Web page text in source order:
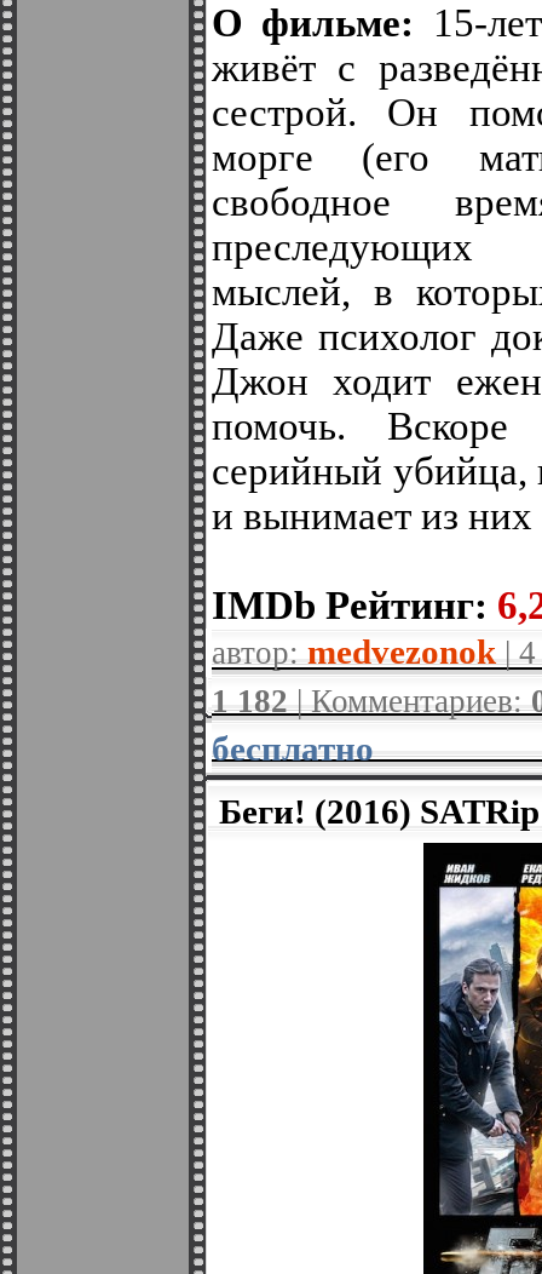
О фильме: 15-
живёт с
сестрой. Он
морге (его
свободное
преследующих
мыслей, в
Даже психолог
Джон ходит
помочь. Вскоре
серийный убийца,
и вынимает из
IMDb Рейтинг:
автор: medvezonok |
1 182| Комментариев:
бесплатно
Беги! (2016) SATRip